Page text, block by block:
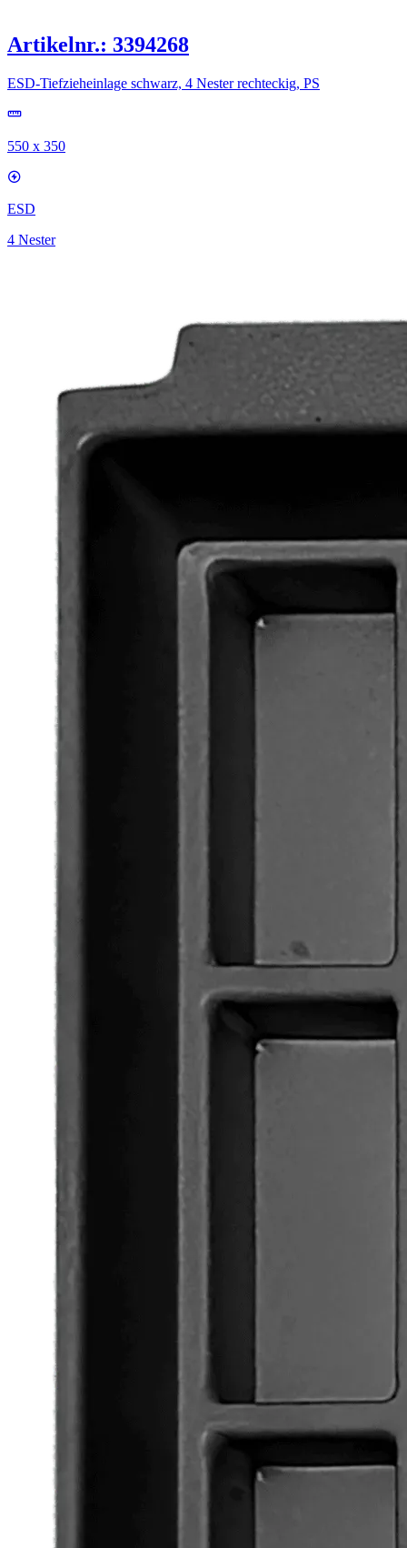
Artikelnr.: 3394268
ESD-Tiefzieheinlage schwarz, 4 Nester rechteckig, PS
550 x 350
ESD
4 Nester